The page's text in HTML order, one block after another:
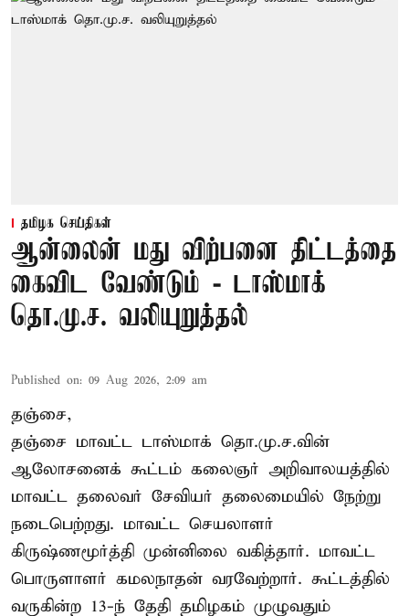
தமிழக செய்திகள்
ஆன்லைன் மது விற்பனை திட்டத்தை
கைவிட வேண்டும் - டாஸ்மாக்
தொ.மு.ச. வலியுறுத்தல்
Published on: 09 Aug 2026, 2:09 am
தஞ்சை,
தஞ்சை மாவட்ட டாஸ்மாக் தொ.மு.ச.வின்
ஆலோசனைக் கூட்டம் கலைஞர் அறிவாலயத்தில்
மாவட்ட தலைவர் சேவியர் தலைமையில் நேற்று
நடைபெற்றது. மாவட்ட செயலாளர்
கிருஷ்ணமூர்த்தி முன்னிலை வகித்தார். மாவட்ட
பொருளாளர் கமலநாதன் வரவேற்றார். கூட்டத்தில்
வருகின்ற 13-ந் தேதி தமிழகம் முழுவதும்